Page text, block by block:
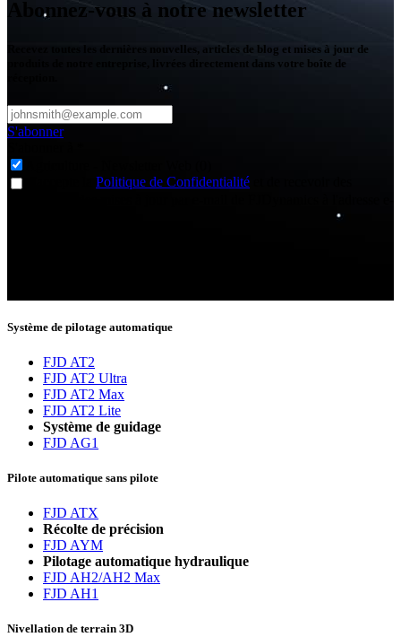
Abonnez-vous à notre newsletter
Recevez toutes les dernières nouvelles, articles de blog et mises à jour de
produits de notre entreprise, livrées directement dans votre boîte de
S'abonner
Politique de Confidentialité
Système de pilotage automatique
FJD AT2
FJD AT2 Ultra
FJD AT2 Max
FJD AT2 Lite
Système de guidage
FJD AG1
Pilote automatique sans pilote
FJD ATX
Récolte de précision
FJD AYM
Pilotage automatique hydraulique
FJD AH2/AH2 Max
FJD AH1
Nivellation de terrain 3D